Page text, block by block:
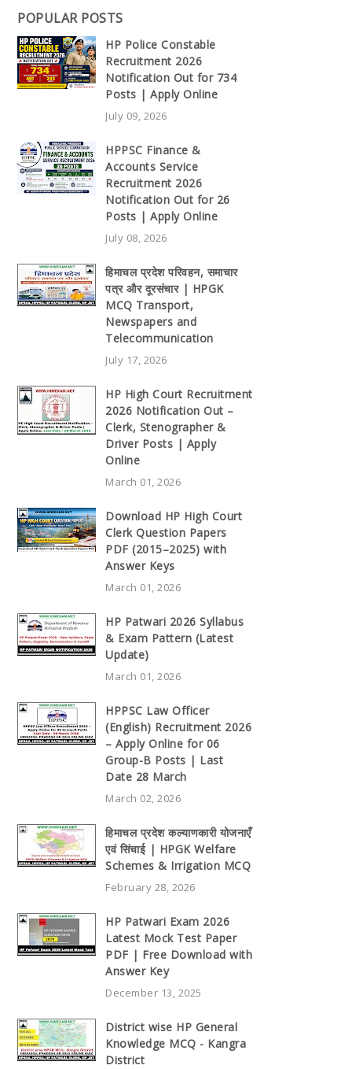
POPULAR POSTS
HP Police Constable
Recruitment 2026
Notification Out for 734
Posts | Apply Online
July 09, 2026
HPPSC Finance &
Accounts Service
Recruitment 2026
Notification Out for 26
Posts | Apply Online
July 08, 2026
हिमाचल प्रदेश परिवहन, समाचार
पत्र और दूरसंचार | HPGK
MCQ Transport,
Newspapers and
Telecommunication
July 17, 2026
HP High Court Recruitment
2026 Notification Out –
Clerk, Stenographer &
Driver Posts | Apply
Online
March 01, 2026
Download HP High Court
Clerk Question Papers
PDF (2015–2025) with
Answer Keys
March 01, 2026
HP Patwari 2026 Syllabus
& Exam Pattern (Latest
Update)
March 01, 2026
HPPSC Law Officer
(English) Recruitment 2026
– Apply Online for 06
Group-B Posts | Last
Date 28 March
March 02, 2026
हिमाचल प्रदेश कल्याणकारी योजनाएँ
एवं सिंचाई | HPGK Welfare
Schemes & Irrigation MCQ
February 28, 2026
HP Patwari Exam 2026
Latest Mock Test Paper
PDF | Free Download with
Answer Key
December 13, 2025
District wise HP General
Knowledge MCQ - Kangra
District